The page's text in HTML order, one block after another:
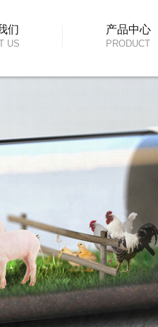
们
US
产品中心
PRODUCT